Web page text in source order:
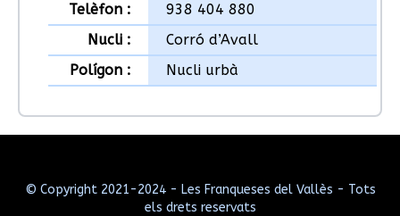
Telèfon :
938 404 880
Nucli :
Corró d’Avall
Polígon :
Nucli urbà
© Copyright 2021-2024 - Les Franqueses del Vallès - Tots
els drets reservats